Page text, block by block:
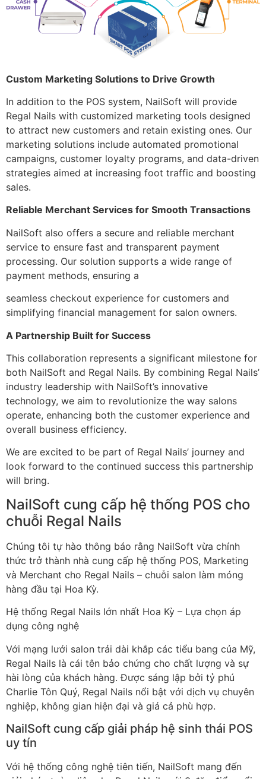
Custom Marketing Solutions to Drive Growth
In addition to the POS system, NailSoft will provide
Regal Nails with customized marketing tools designed
to attract new customers and retain existing ones. Our
marketing solutions include automated promotional
campaigns, customer loyalty programs, and data-driven
strategies aimed at increasing foot traffic and boosting
sales.
Reliable Merchant Services for Smooth Transactions
NailSoft also offers a secure and reliable merchant
service to ensure fast and transparent payment
processing. Our solution supports a wide range of
payment methods, ensuring a
seamless checkout experience for customers and
simplifying financial management for salon owners.
A Partnership Built for Success
This collaboration represents a significant milestone for
both NailSoft and Regal Nails. By combining Regal Nails’
industry leadership with NailSoft’s innovative
technology, we aim to revolutionize the way salons
operate, enhancing both the customer experience and
overall business efficiency.
We are excited to be part of Regal Nails’ journey and
look forward to the continued success this partnership
will bring.
NailSoft cung cấp hệ thống POS cho
chuỗi Regal Nails​
Chúng tôi tự hào thông báo rằng NailSoft vừa chính
thức trở thành nhà cung cấp hệ thống POS, Marketing
và Merchant cho Regal Nails – chuỗi salon làm móng
hàng đầu tại Hoa Kỳ.
Hệ thống Regal Nails lớn nhất Hoa Kỳ – Lựa chọn áp
dụng công nghệ
Với mạng lưới salon trải dài khắp các tiểu bang của Mỹ,
Regal Nails là cái tên bảo chứng cho chất lượng và sự
hài lòng của khách hàng. Được sáng lập bởi tỷ phú
Charlie Tôn Quý, Regal Nails nổi bật với dịch vụ chuyên
nghiệp, không gian hiện đại và giá cả phù hợp.
NailSoft cung cấp giải pháp hệ sinh thái POS
uy tín
Với hệ thống công nghệ tiên tiến, NailSoft mang đến